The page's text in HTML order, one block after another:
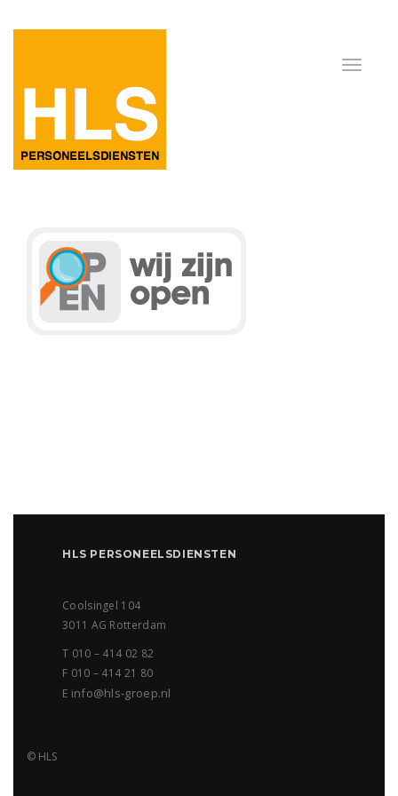
HLS PERSONEELSDIENSTEN
Coolsingel 104
3011 AG Rotterdam
T 010 – 414 02 82
F 010 – 414 21 80
E info@hls-groep.nl
© HLS